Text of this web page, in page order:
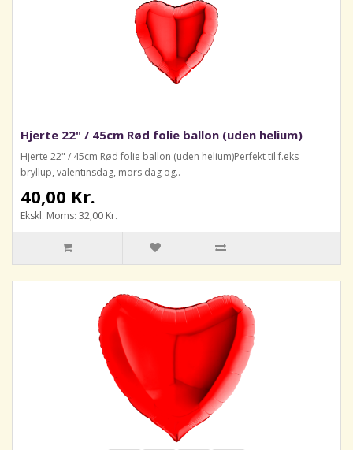
Hjerte 22" / 45cm Rød folie ballon (uden helium)
Hjerte 22" / 45cm Rød folie ballon (uden helium)Perfekt til f.eks
bryllup, valentinsdag, mors dag og..
40,00 Kr.
Ekskl. Moms: 32,00 Kr.